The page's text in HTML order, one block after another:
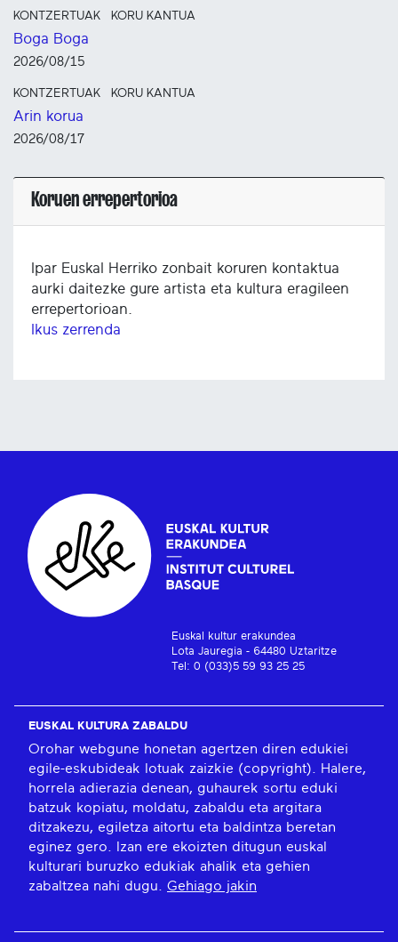
KONTZERTUAK KORU KANTUA
Boga Boga
2026/08/15
KONTZERTUAK KORU KANTUA
Arin korua
2026/08/17
Koruen errepertorioa
Ipar Euskal Herriko zonbait koruren kontaktua
aurki daitezke gure artista eta kultura eragileen
errepertorioan.
Ikus zerrenda
Euskal kultur erakundea
Lota Jauregia - 64480 Uztaritze
Tel: 0 (033)5 59 93 25 25
EUSKAL KULTURA ZABALDU
Orohar webgune honetan agertzen diren edukiei
egile-eskubideak lotuak zaizkie (copyright). Halere,
horrela adierazia denean, guhaurek sortu eduki
batzuk kopiatu, moldatu, zabaldu eta argitara
ditzakezu, egiletza aitortu eta baldintza beretan
eginez gero. Izan ere ekoizten ditugun euskal
kulturari buruzko edukiak ahalik eta gehien
zabaltzea nahi dugu. Gehiago jakin